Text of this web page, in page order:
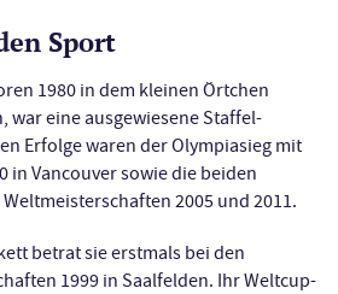
Sport
1980 in dem kleinen Örtchen
war eine ausgewiesene Staffel-
Erfolge waren der Olympiasieg mit
in Vancouver sowie die beiden
2005 und 2011.
betrat sie erstmals bei den
1999 in Saalfelden. Ihr Weltcup-